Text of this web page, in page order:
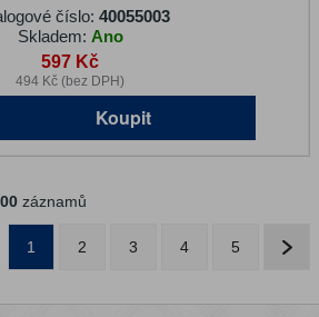
číslo: 40055003
Skladem: Ano
597 Kč
494 Kč (bez DPH)
Koupit
záznamů
1 2 3 4 5